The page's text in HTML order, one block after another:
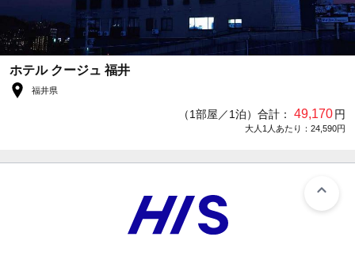
ホテル クージュ 福井
福井県
（1部屋／1泊）合計： 49,170円
大人1人あたり：24,590円